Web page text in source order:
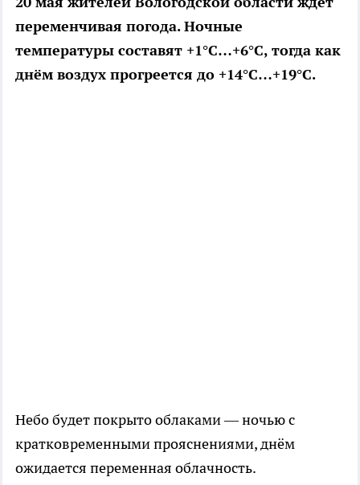
переменчивая погода. Ночные
температуры составят +1°C…+6°C, тогда как
днём воздух прогреется до +14°C…+19°C.
Небо будет покрыто облаками — ночью с
кратковременными прояснениями, днём
ожидается переменная облачность.